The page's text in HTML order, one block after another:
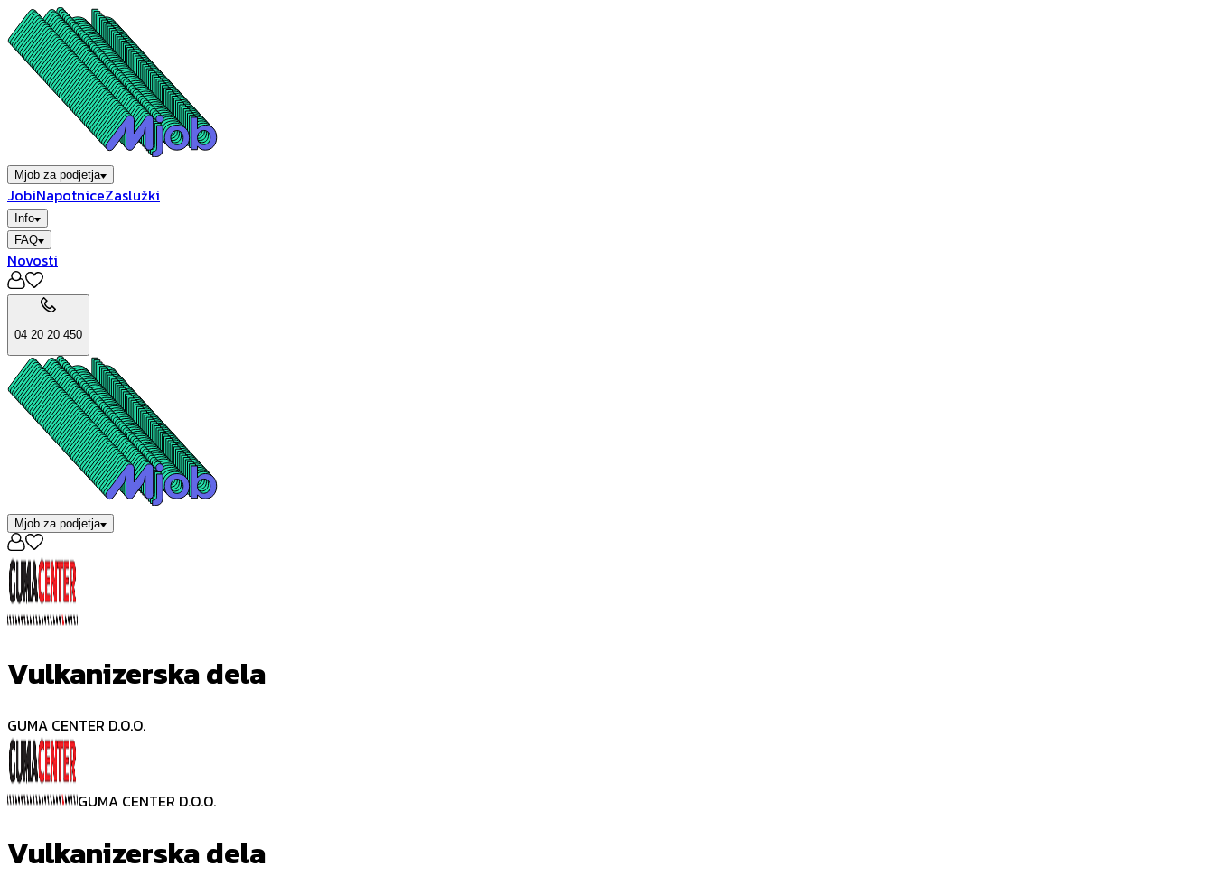
Mjob za podjetja
JobiNapotniceZaslužki
Info
FAQ
Novosti
04 20 20 450
Mjob za podjetja
Vulkanizerska dela
GUMA CENTER D.O.O.
GUMA CENTER D.O.O.
Vulkanizerska dela